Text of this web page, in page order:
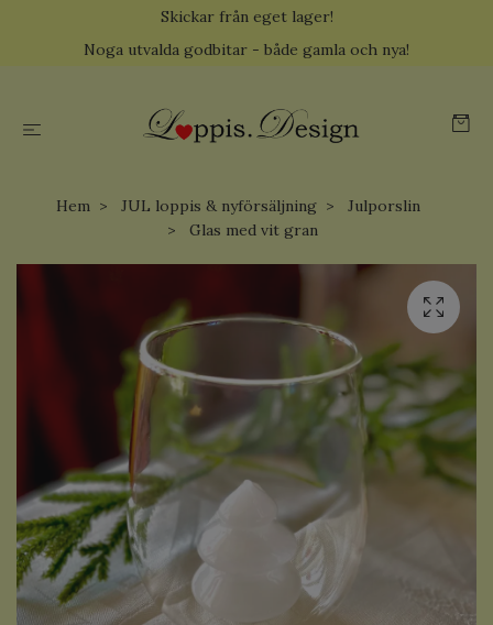
Skickar från eget lager!
Noga utvalda godbitar - både gamla och nya!
Hem JUL loppis & nyförsäljning
Julporslin
Glas med vit gran